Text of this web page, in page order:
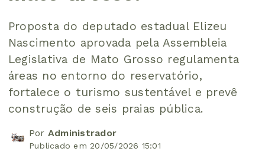
Proposta do deputado estadual Elizeu
Nascimento aprovada pela Assembleia
Legislativa de Mato Grosso regulamenta
áreas no entorno do reservatório,
fortalece o turismo sustentável e prevê
construção de seis praias pública.
Por Administrador
Publicado em 20/05/2026 15:01